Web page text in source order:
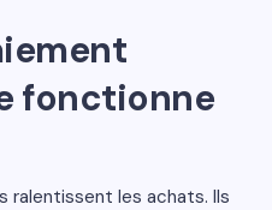
fonctionne
ralentissent les achats. Ils